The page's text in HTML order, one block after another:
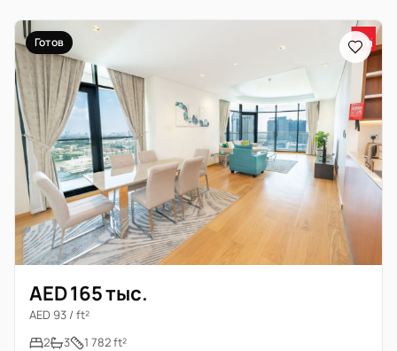
Готов
AED 165 тыс.
AED 93 / ft²
2
3 1 782 ft²